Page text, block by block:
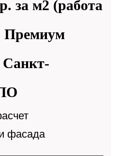
за м2 (работа
Премиум
Санкт-
фасада